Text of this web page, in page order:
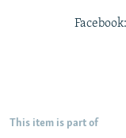
Facebook:
This item is part of